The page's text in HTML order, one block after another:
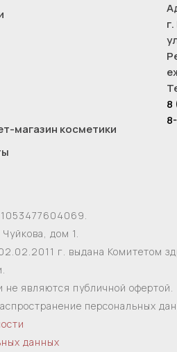
магазин косметики
8
дом 1.
г. выдана Комитетом
являются публичной офертой.
персональных
данных